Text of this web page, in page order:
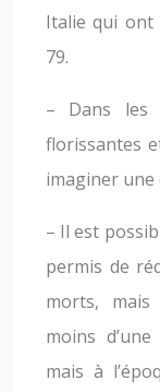
Italie qui ont
79.
– Dans les
florissantes
imaginer une
– Il est
permis de
morts,
moins
mais à